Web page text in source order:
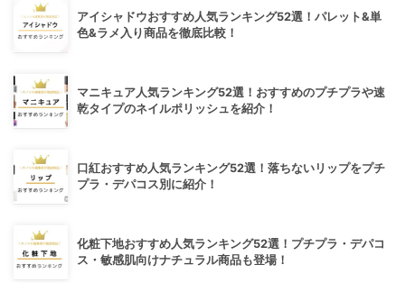
アイシャドウおすすめ人気ランキング52選！パレット&単
色&ラメ入り商品を徹底比較！
マニキュア人気ランキング52選！おすすめのプチプラや速
乾タイプのネイルポリッシュを紹介！
口紅おすすめ人気ランキング52選！落ちないリップをプチ
プラ・デパコス別に紹介！
化粧下地おすすめ人気ランキング52選！プチプラ・デパコ
ス・敏感肌向けナチュラル商品も登場！